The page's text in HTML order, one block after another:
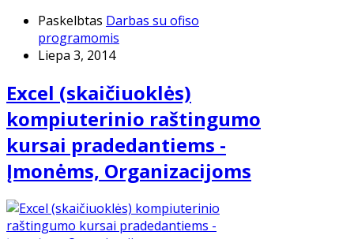
Paskelbtas Darbas su ofiso
programomis
Liepa 3, 2014
Excel (skaičiuoklės)
kompiuterinio raštingumo
kursai pradedantiems -
Įmonėms, Organizacijoms